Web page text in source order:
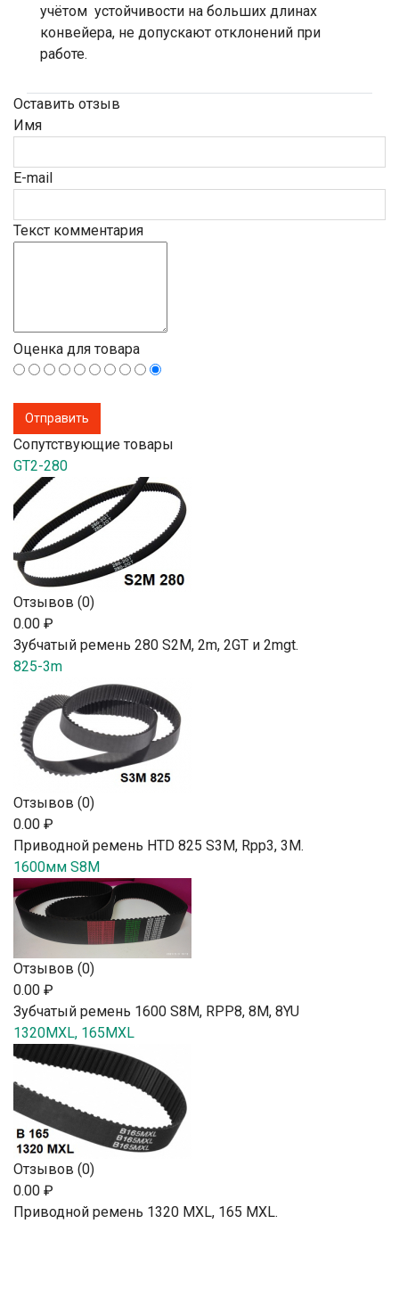
учётом устойчивости на больших длинах
конвейера, не допускают отклонений при
работе.
Оставить отзыв
Имя
E-mail
Текст комментария
Оценка для товара
Сопутствующие товары
GT2-280
Отзывов (0)
0.00 ₽
Зубчатый ремень 280 S2М, 2m, 2GT и 2mgt.
825-3m
Отзывов (0)
0.00 ₽
Приводной ремень HTD 825 S3M, Rpp3, 3М.
1600мм S8M
Отзывов (0)
0.00 ₽
Зубчатый ремень 1600 S8M, RPP8, 8М, 8YU
1320MXL, 165MXL
Отзывов (0)
0.00 ₽
Приводной ремень 1320 MXL, 165 MXL.